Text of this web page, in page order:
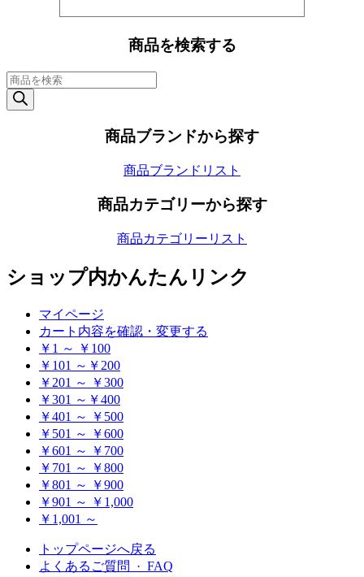
商品を検索する
商
品
検
商品ブランドから探す
商品ブランドリスト
商品カテゴリーから探す
商品カテゴリーリスト
ショップ内かんたんリンク
マイページ
カート内容を確認・変更する
￥1 ～ ￥100
￥101 ～￥200
￥201 ～ ￥300
￥301 ～￥400
￥401 ～ ￥500
￥501 ～ ￥600
￥601 ～ ￥700
￥701 ～ ￥800
￥801 ～ ￥900
￥901 ～ ￥1,000
￥1,001 ～
トップページへ戻る
よくあるご質問 · FAQ